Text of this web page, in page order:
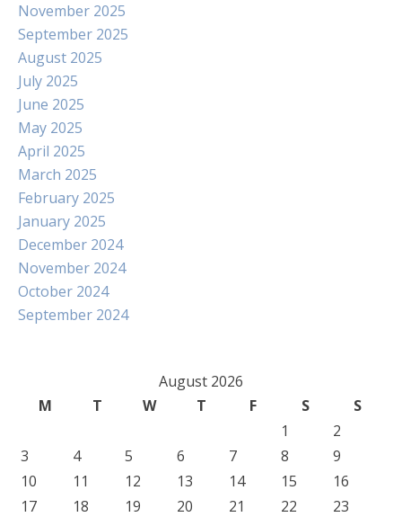
November 2025
September 2025
August 2025
July 2025
June 2025
May 2025
April 2025
March 2025
February 2025
January 2025
December 2024
November 2024
October 2024
September 2024
August 2026
M
T W T F S
S
1
2
3
4 5 6 7 8
9
10
11 12 13 14 15
16
17
18 19 20 21 22
23